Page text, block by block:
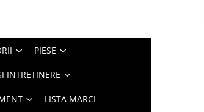
PIESE
INTRETINERE
LISTA MARCI